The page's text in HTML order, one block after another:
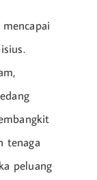
tenaga
peluang